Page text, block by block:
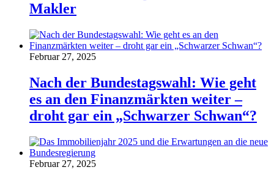
Makler
Februar 27, 2025
Nach der Bundestagswahl: Wie geht
es an den Finanzmärkten weiter –
droht gar ein „Schwarzer Schwan“?
Februar 27, 2025